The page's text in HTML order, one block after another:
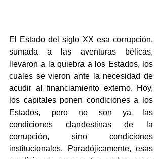
El Estado del siglo XX esa corrupción,
sumada a las aventuras bélicas,
llevaron a la quiebra a los Estados, los
cuales se vieron ante la necesidad de
acudir al financiamiento externo. Hoy,
los capitales ponen condiciones a los
Estados, pero no son ya las
condiciones clandestinas de la
corrupción, sino condiciones
institucionales. Paradójicamente, esas